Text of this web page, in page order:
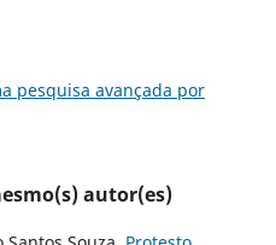
pesquisa avançada por
autor(es)